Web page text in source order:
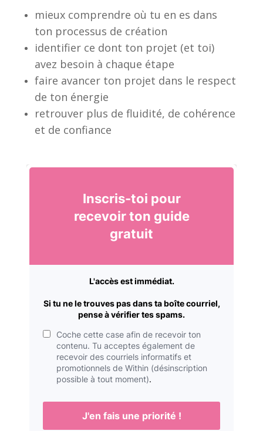
mieux comprendre où tu en es dans
ton processus de création
identifier ce dont ton projet (et toi)
avez besoin à chaque étape
faire avancer ton projet dans le respect
de ton énergie
retrouver plus de fluidité, de cohérence
et de confiance